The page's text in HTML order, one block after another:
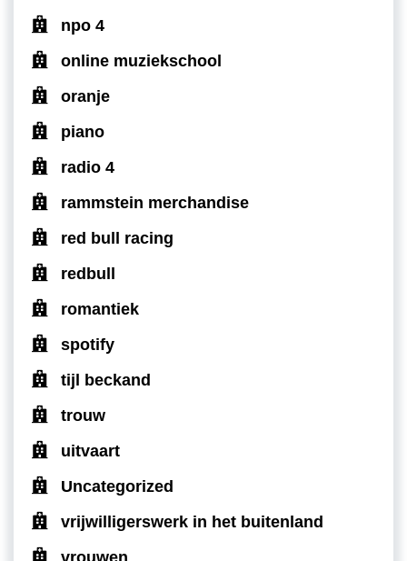
npo 4
online muziekschool
oranje
piano
radio 4
rammstein merchandise
red bull racing
redbull
romantiek
spotify
tijl beckand
trouw
uitvaart
Uncategorized
vrijwilligerswerk in het buitenland
vrouwen